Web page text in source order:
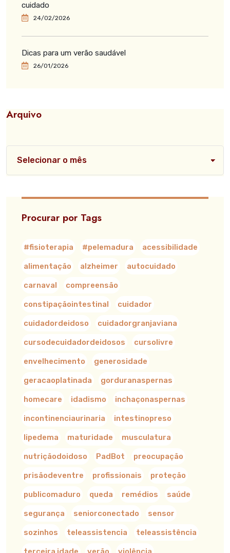
cuidado
24/02/2026
Dicas para um verão saudável
26/01/2026
Arquivo
Procurar por Tags
#fisioterapia #pelemadura acessibilidade
alimentação alzheimer autocuidado
carnaval compreensão
constipaçãointestinal cuidador
cuidadordeidoso cuidadorgranjaviana
cursodecuidadordeidosos cursolivre
envelhecimento generosidade
geracaoplatinada gorduranaspernas
homecare idadismo inchaçonaspernas
incontinenciaurinaria intestinopreso
lipedema maturidade musculatura
nutriçãodoidoso PadBot preocupação
prisãodeventre profissionais proteção
publicomaduro queda remédios saúde
segurança seniorconectado sensor
sozinhos teleassistencia teleassistência